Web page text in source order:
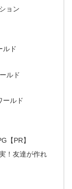
ョン
ルド
ルド
ールド
【PR】
！友達が作れ